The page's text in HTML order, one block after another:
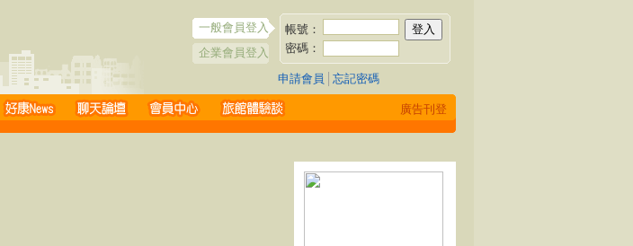
一般會員登入
企業會員登入
帳號：
密碼：
申請會員 忘記密碼
廣告刊登